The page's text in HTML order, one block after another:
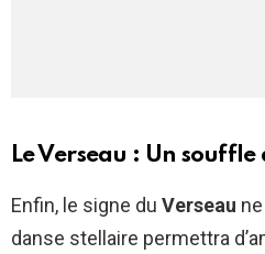
Le Verseau : Un
Enfin, le signe du Verseau
danse stellaire permettra